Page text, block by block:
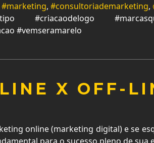
#marketing, #consultoriademarketing,
#vemseramarelo
X OFF-
online (marketing digital) e se